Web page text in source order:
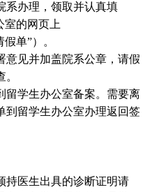
系办理，领取并认真填
室的网页上
单”）。
意见并加盖院系公章，请假
留学生办公室备案。需要离
到留学生办公室办理返回签
持医生出具的诊断证明请